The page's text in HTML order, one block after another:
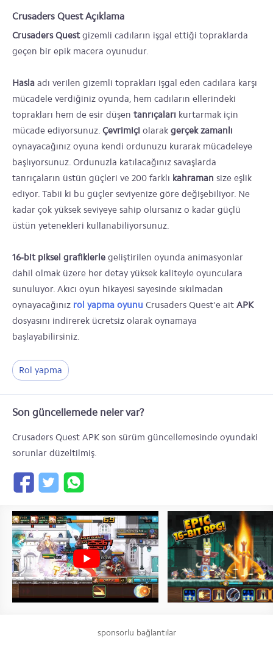
Crusaders Quest Açıklama
Crusaders Quest gizemli cadıların işgal ettiği topraklarda
geçen bir epik macera oyunudur.
Hasla adı verilen gizemli toprakları işgal eden cadılara karşı
mücadele verdiğiniz oyunda, hem cadıların ellerindeki
toprakları hem de esir düşen tanrıçaları kurtarmak için
mücade ediyorsunuz. Çevrimiçi olarak gerçek zamanlı
oynayacağınız oyuna kendi ordunuzu kurarak mücadeleye
başlıyorsunuz. Ordunuzla katılacağınız savaşlarda
tanrıçaların üstün güçleri ve 200 farklı kahraman size eşlik
ediyor. Tabii ki bu güçler seviyenize göre değişebiliyor. Ne
kadar çok yüksek seviyeye sahip olursanız o kadar güçlü
üstün yetenekleri kullanabiliyorsunuz.
16-bit piksel grafiklerle geliştirilen oyunda animasyonlar
dahil olmak üzere her detay yüksek kaliteyle oyunculara
sunuluyor. Akıcı oyun hikayesi sayesinde sıkılmadan
oynayacağınız rol yapma oyunu Crusaders Quest'e ait APK
dosyasını indirerek ücretsiz olarak oynamaya
başlayabilirsiniz.
Rol yapma
Son güncellemede neler var?
Crusaders Quest APK son sürüm güncellemesinde oyundaki
sorunlar düzeltilmiş.
sponsorlu bağlantılar